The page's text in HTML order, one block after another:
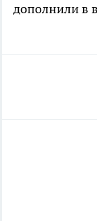
дополнили в